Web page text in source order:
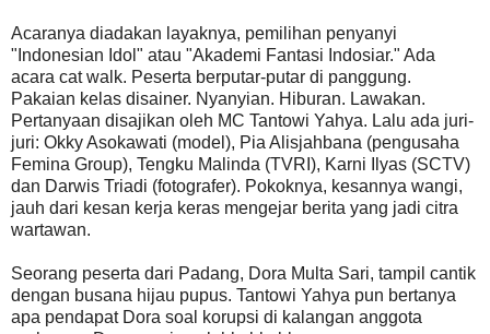
Acaranya diadakan layaknya, pemilihan penyanyi
"Indonesian Idol" atau "Akademi Fantasi Indosiar." Ada
acara cat walk. Peserta berputar-putar di panggung.
Pakaian kelas disainer. Nyanyian. Hiburan. Lawakan.
Pertanyaan disajikan oleh MC Tantowi Yahya. Lalu ada juri-
juri: Okky Asokawati (model), Pia Alisjahbana (pengusaha
Femina Group), Tengku Malinda (TVRI), Karni Ilyas (SCTV)
dan Darwis Triadi (fotografer). Pokoknya, kesannya wangi,
jauh dari kesan kerja keras mengejar berita yang jadi citra
wartawan.
Seorang peserta dari Padang, Dora Multa Sari, tampil cantik
dengan busana hijau pupus. Tantowi Yahya pun bertanya
apa pendapat Dora soal korupsi di kalangan anggota